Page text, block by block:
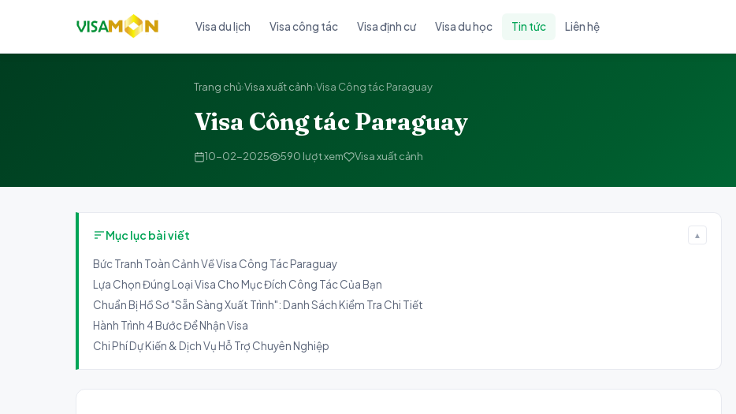
Visa du lịch Visa công tác Visa định cư Visa du học Tin tức Liên hệ
Trang chủ›Visa xuất cảnh›Visa Công tác Paraguay
Visa Công tác Paraguay
10-02-2025 590 lượt xem Visa xuất cảnh
Mục lục bài viết ▲
Bức Tranh Toàn Cảnh Về Visa Công Tác Paraguay
Lựa Chọn Đúng Loại Visa Cho Mục Đích Công Tác Của Bạn
Chuẩn Bị Hồ Sơ "Sẵn Sàng Xuất Trình": Danh Sách Kiểm Tra Chi Tiết
Hành Trình 4 Bước Để Nhận Visa
Chi Phí Dự Kiến & Dịch Vụ Hỗ Trợ Chuyên Nghiệp